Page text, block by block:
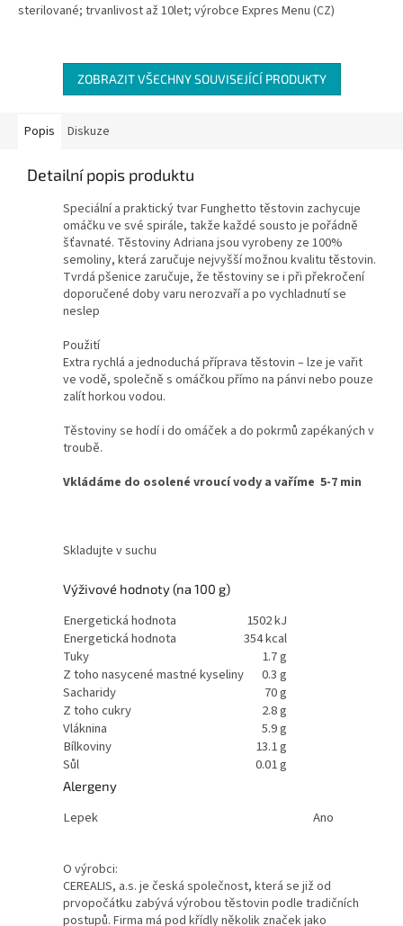
sterilované; trvanlivost až 10let; výrobce Expres Menu (CZ)
ZOBRAZIT VŠECHNY SOUVISEJÍCÍ PRODUKTY
Popis Diskuze
Detailní popis produktu
Speciální a praktický tvar Funghetto těstovin zachycuje
omáčku ve své spirále, takže každé sousto je pořádně
šťavnaté. Těstoviny Adriana jsou vyrobeny ze 100%
semoliny, která zaručuje nejvyšší možnou kvalitu těstovin.
Tvrdá pšenice zaručuje, že těstoviny se i při překročení
doporučené doby varu nerozvaří a po vychladnutí se
neslep
Použití
Extra rychlá a jednoduchá příprava těstovin – lze je vařit
ve vodě, společně s omáčkou přímo na pánvi nebo pouze
zalít horkou vodou.
Těstoviny se hodí i do omáček a do pokrmů zapékaných v
troubě.
Vkládáme do osolené vroucí vody a vaříme 5-7 min
Skladujte v suchu
Výživové hodnoty (na 100 g)
Energetická hodnota
1502 kJ
Energetická hodnota
354 kcal
Tuky
1.7 g
Z toho nasycené mastné kyseliny
0.3 g
Sacharidy
70 g
Z toho cukry
2.8 g
Vláknina
5.9 g
Bílkoviny
13.1 g
Sůl
0.01 g
Alergeny
Lepek Ano
O výrobci:
CEREALIS, a.s. je česká společnost, která se již od
prvopočátku zabývá výrobou těstovin podle tradičních
postupů. Firma má pod křídly několik značek jako